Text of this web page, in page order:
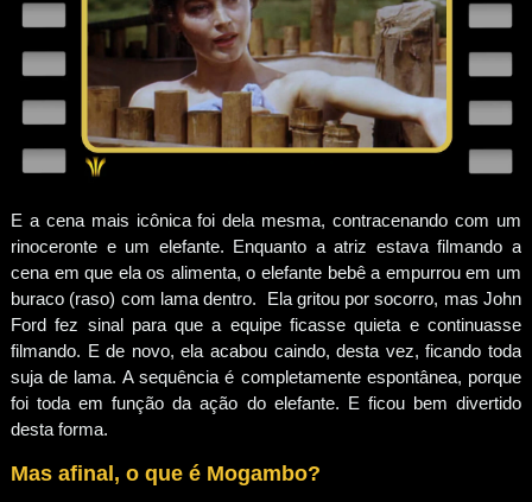
E a cena mais icônica foi dela mesma, contracenando com um
rinoceronte e um elefante. Enquanto a atriz estava filmando a
cena em que ela os alimenta, o elefante bebê a empurrou em um
buraco (raso) com lama dentro. Ela gritou por socorro, mas John
Ford fez sinal para que a equipe ficasse quieta e continuasse
filmando. E de novo, ela acabou caindo, desta vez, ficando toda
suja de lama. A sequência é completamente espontânea, porque
foi toda em função da ação do elefante. E ficou bem divertido
desta forma.
Mas afinal, o que é Mogambo?